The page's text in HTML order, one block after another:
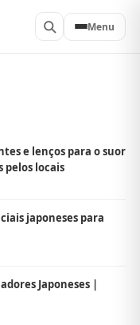
Menu
e lenços para o suor
pelos locais
japoneses para
Japoneses |